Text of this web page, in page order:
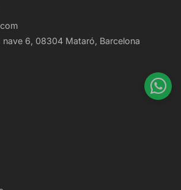
nave 6, 08304 Mataró, Barcelona